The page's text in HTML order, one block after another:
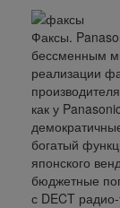
Факсы.
бессменным
реализации
как у
богатый
японского
бюджетные
с DECT